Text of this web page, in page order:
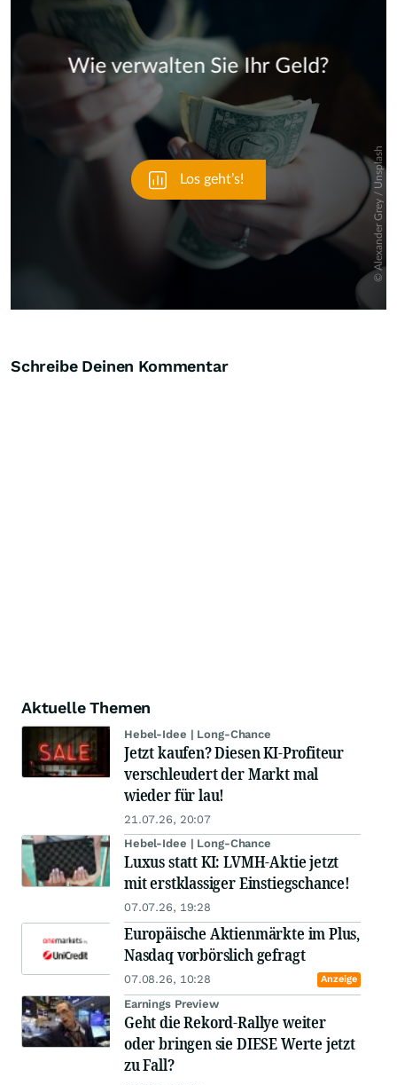
Schreibe Deinen Kommentar
Aktuelle Themen
Hebel-Idee | Long-Chance
Jetzt kaufen? Diesen KI-Profiteur
verschleudert der Markt mal
wieder für lau!
21.07.26, 20:07
Hebel-Idee | Long-Chance
Luxus statt KI: LVMH-Aktie jetzt
mit erstklassiger Einstiegschance!
07.07.26, 19:28
Europäische Aktienmärkte im Plus,
Nasdaq vorbörslich gefragt
07.08.26, 10:28 Anzeige
Earnings Preview
Geht die Rekord-Rallye weiter
oder bringen sie DIESE Werte jetzt
zu Fall?